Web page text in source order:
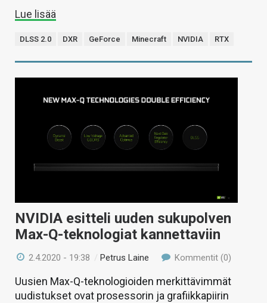
Lue lisää
DLSS 2.0 DXR GeForce Minecraft NVIDIA RTX
NVIDIA esitteli uuden sukupolven
Max-Q-teknologiat kannettaviin
2.4.2020 - 19:38 / Petrus Laine Kommentit (0)
Uusien Max-Q-teknologioiden merkittävimmät
uudistukset ovat prosessorin ja grafiikkapiirin